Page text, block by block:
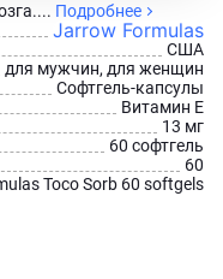
Подробнее
Jarrow Formulas
США
для мужчин, для женщин
Софтгель-капсулы
Витамин Е
13 мг
60 софтгель
60
Toco Sorb 60 softgels